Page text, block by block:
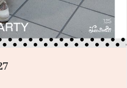
089・REINA